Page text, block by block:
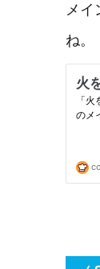
メイ
ね。